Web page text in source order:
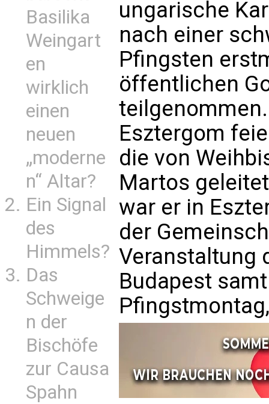
Basilika
Weingart
en
wirklich
einen
neuen
„moderne
n“ Altar?
Ein Signal
des
Himmels?
Das
Schweige
n der
Bischöfe
zur Causa
Spahn
ungarische
nach einer
Pfingsten
öffentlichen
Esztergom
die von
Martos
war er in
der
Veranstaltung
Budapest